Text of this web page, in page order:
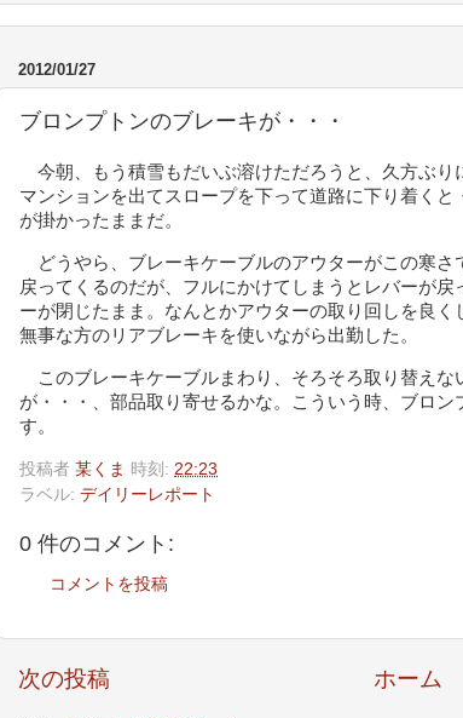
2012/01/27
ブロンプトンのブレーキが・・・
今朝、もう積雪もだいぶ溶けただろうと、久方ぶり
マンションを出てスロープを下って道路に下り着く
が掛かったままだ。
どうやら、ブレーキケーブルのアウターがこの寒さ
戻ってくるのだが、フルにかけてしまうとレバーが
ーが閉じたまま。なんとかアウターの取り回しを良く
無事な方のリアブレーキを使いながら出勤した。
このブレーキケーブルまわり、そろそろ取り替えな
が・・・、部品取り寄せるかな。こういう時、ブロ
す。
投稿者 某くま 時刻: 22:23
ラベル: デイリーレポート
0 件のコメント:
コメントを投稿
次の投稿 ホーム